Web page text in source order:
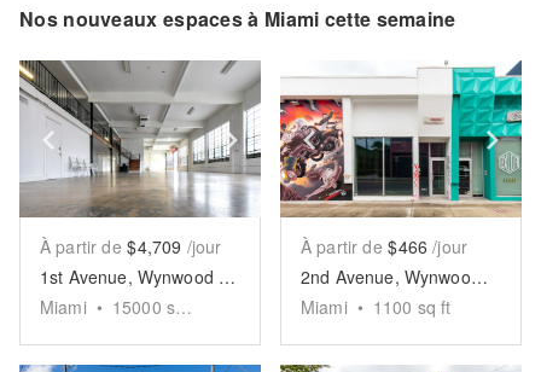
Nos nouveaux espaces à Miami cette semaine
Show previous slideShow next slide
À partir de $4,709 /jour
1st Avenue, Wynwood - The Crittall Gallery
Miami • 15000 sq ft
Show previous slide
À partir de $466 /jour
2nd Avenue, Wynwood - The Concrete Store
Miami • 1100 sq ft